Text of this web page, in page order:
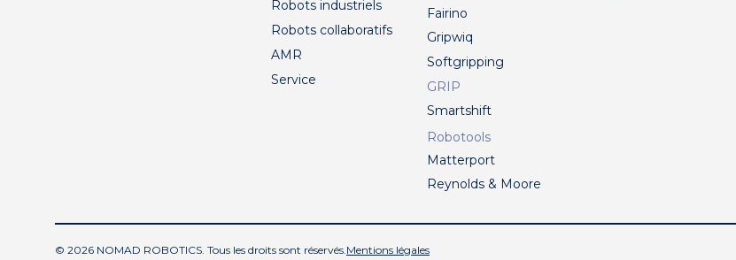
Robots industriels
Robots collaboratifs
AMR
Service
Fairino
Gripwiq
Softgripping
GRIP
Smartshift
Robotools
Matterport
Reynolds & Moore
© 2026 NOMAD ROBOTICS. Tous les droits sont réservés. Mentions légales